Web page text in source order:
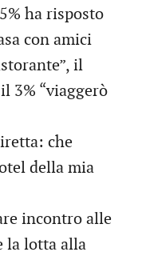
ha risposto
con amici
il
3% “viaggerò
che
della mia
incontro alle
la lotta alla